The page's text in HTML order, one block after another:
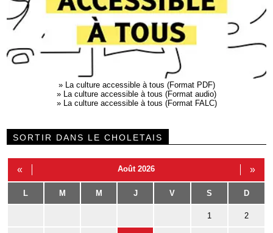
» La culture accessible à tous (Format PDF)
» La culture accessible à tous (Format audio)
» La culture accessible à tous (Format FALC)
SORTIR DANS LE CHOLETAIS
« Août 2026 »
L M M J V S D
1 2